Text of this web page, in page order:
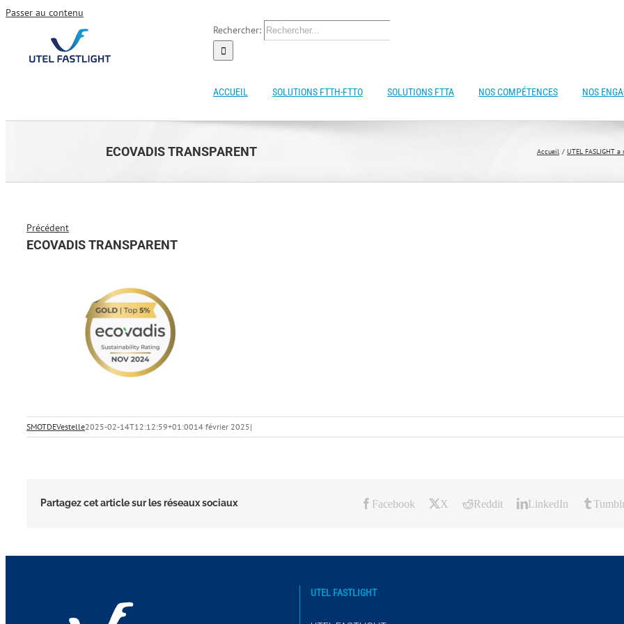
Passer au contenu
Rechercher:
ACCUEIL SOLUTIONS FTTH-FTTO SOLUTIONS FTTA NOS COMPÉTENCES NOS
ECOVADIS TRANSPARENT Accueil UTEL FASLIGHT
Précédent
ECOVADIS TRANSPARENT
SMOTDEVestelle2025-02-14T12:12:59+01:0014 février 2025|
Partagez cet article sur les réseaux sociaux Facebook X Reddit LinkedIn
UTEL FASTLIGHT